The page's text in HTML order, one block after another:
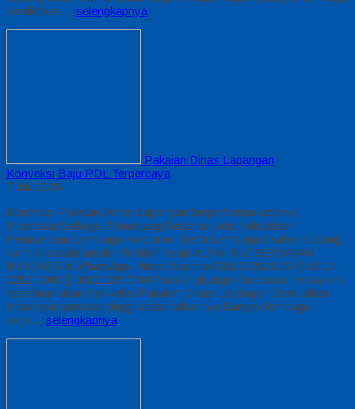
pendidikan… selengkapnya
Pakaian Dinas Lapangan
Konveksi Baju PDL Terpercaya
7 Juli 2026
Konveksi Pakaian Dinas Lapangan berperforma optimal
Indonesia Sebagai Penunjang Berjenis-jenis Kebutuhan
Perusahaan Lembaga Korporasi Serta Lembaga Usaha Hubungi
kami di bawah untuk info lebih lanjut ALFAIRUZ SERAGAM
INDONESIA WhatsApp : https://wa.me/6281222821060 || 0812-
2282-1060 || 081211887344 Pada lingkungan korporasi masa kini,
keperluan akan Konveksi Pakaian Dinas Lapangan Berkualitas
Indonesia semakin tinggi setiap tahunnya Banyak lembaga
kerja… selengkapnya